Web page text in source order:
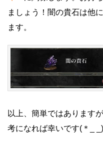
ましょう！闇の貴石は他
ます。
以上、簡単ではあります
考になれば幸いです(＊_ _)